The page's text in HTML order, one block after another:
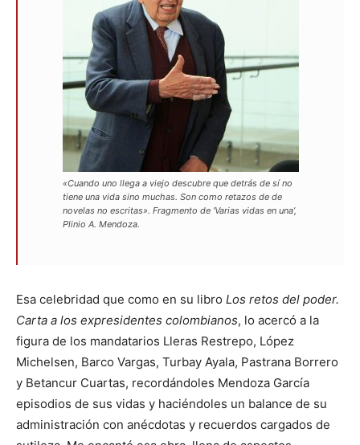
«Cuando uno llega a viejo descubre que detrás de sí no
tiene una vida sino muchas. Son como retazos de de
novelas no escritas». Fragmento de ‘Varias vidas en una’,
Plinio A. Mendoza.
Esa celebridad que como en su libro Los retos del poder.
Carta a los expresidentes colombianos, lo acercó a la
figura de los mandatarios Lleras Restrepo, López
Michelsen, Barco Vargas, Turbay Ayala, Pastrana Borrero
y Betancur Cuartas, recordándoles Mendoza García
episodios de sus vidas y haciéndoles un balance de su
administración con anécdotas y recuerdos cargados de